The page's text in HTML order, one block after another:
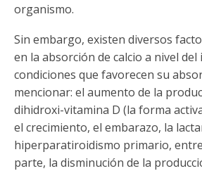
organismo.
Sin embargo, existen diversos
en la absorción de calcio a nivel
condiciones que favorecen su
mencionar: el aumento de la
dihidroxi-vitamina D (la forma
el crecimiento, el embarazo, la
hiperparatiroidismo primario,
parte, la disminución de la